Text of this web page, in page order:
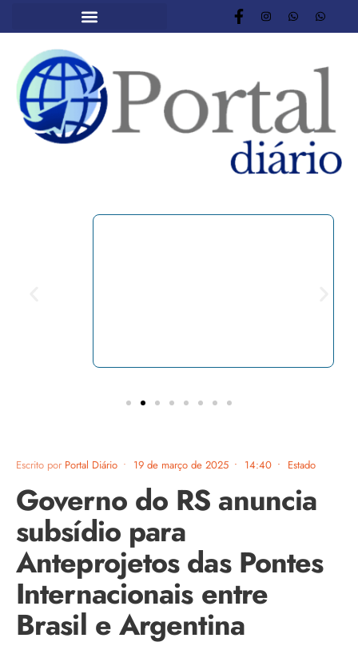
Escrito por Portal Diário • 19 de março de 2025 • 14:40 • Estado
Governo do RS anuncia
subsídio para
Anteprojetos das Pontes
Internacionais entre
Brasil e Argentina